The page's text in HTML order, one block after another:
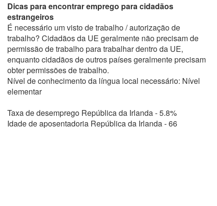
Dicas para encontrar emprego para cidadãos
estrangeiros
É necessário um visto de trabalho / autorização de
trabalho? Cidadãos da UE geralmente não precisam de
permissão de trabalho para trabalhar dentro da UE,
enquanto cidadãos de outros países geralmente precisam
obter permissões de trabalho.
Nível de conhecimento da língua local necessário: Nível
elementar
Taxa de desemprego República da Irlanda - 5.8%
Idade de aposentadoria República da Irlanda - 66